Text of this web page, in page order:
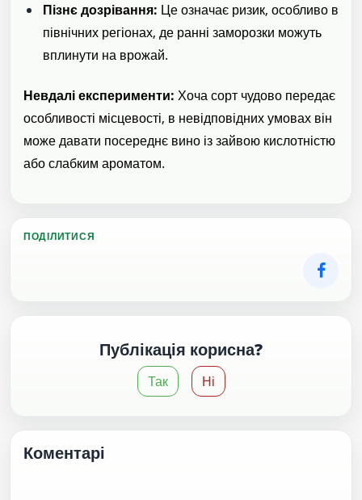
Пізнє дозрівання: Це означає ризик, особливо в
північних регіонах, де ранні заморозки можуть
вплинути на врожай.
Невдалі експерименти: Хоча сорт чудово передає
особливості місцевості, в невідповідних умовах він
може давати посереднє вино із зайвою кислотністю
або слабким ароматом.
ПОДІЛИТИСЯ
Публікація корисна?
Так Ні
Коментарі